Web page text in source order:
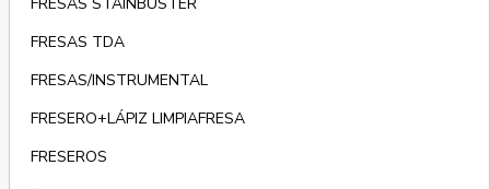
FRESAS TDA
FRESAS/INSTRUMENTAL
FRESERO+LÁPIZ LIMPIAFRESA
FRESEROS